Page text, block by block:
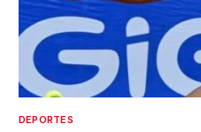
DEPORTES